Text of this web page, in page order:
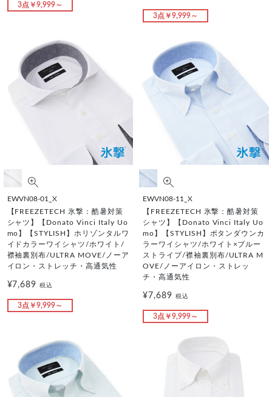
3点￥9,999～
3点￥9,999～
EWVN08-01_X
【FREEZETECH 氷撃：酷暑対策
シャツ】【Donato Vinci Italy Uo
mo】【STYLISH】ホリゾンタルワ
イドカラーワイシャツ/ホワイト/
襟袖裏別布/ULTRA MOVE/ノーア
イロン・ストレッチ・高通気性
¥7,689税込
3点￥9,999～
EWVN08-11_X
【FREEZETECH 氷撃：酷暑対策
シャツ】【Donato Vinci Italy Uo
mo】【STYLISH】ボタンダウンカ
ラーワイシャツ/ホワイト×ブルー
ストライプ/襟袖裏別布/ULTRA M
OVE/ノーアイロン・ストレッ
チ・高通気性
¥7,689 税込
3点￥9,999～